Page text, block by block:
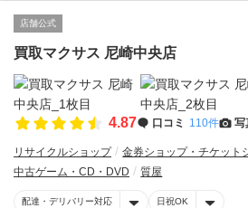
店舗公式
買取マクサス 尼崎中央店
4.87 口コミ 110件 写
リサイクルショップ 金券ショップ・チケット
中古ゲーム・CD・DVD
質屋
配達・デリバリー対応 日祝OK